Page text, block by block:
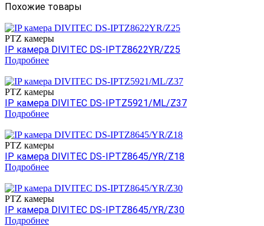
Похожие товары
PTZ камеры
IP камера DIVITEC DS-IPTZ8622YR/Z25
Подробнее
PTZ камеры
IP камера DIVITEC DS-IPTZ5921/ML/Z37
Подробнее
PTZ камеры
IP камера DIVITEC DS-IPTZ8645/YR/Z18
Подробнее
PTZ камеры
IP камера DIVITEC DS-IPTZ8645/YR/Z30
Подробнее